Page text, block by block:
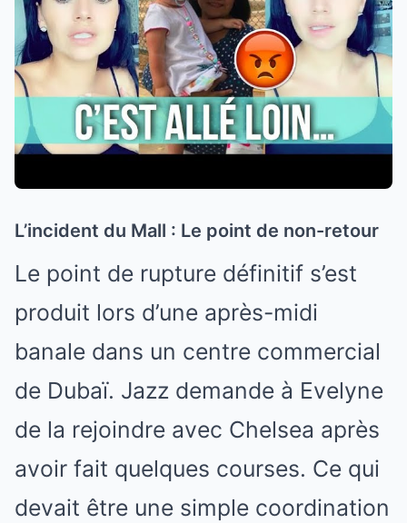
L’incident du Mall : Le point de non-retour
Le point de rupture définitif s’est
produit lors d’une après-midi
banale dans un centre commercial
de Dubaï. Jazz demande à Evelyne
de la rejoindre avec Chelsea après
avoir fait quelques courses. Ce qui
devait être une simple coordination